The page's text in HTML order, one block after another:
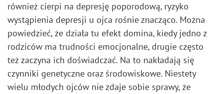
również cierpi na depresję poporodową, ryzyko
wystąpienia depresji u ojca rośnie znacząco. Można
powiedzieć, że działa tu efekt domina, kiedy jedno z
rodziców ma trudności emocjonalne, drugie często
też zaczyna ich doświadczać. Na to nakładają się
czynniki genetyczne oraz środowiskowe. Niestety
wielu młodych ojców nie zdaje sobie sprawy, że